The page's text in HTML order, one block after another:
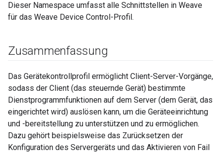
Dieser Namespace umfasst alle Schnittstellen in Weave
für das Weave Device Control-Profil.
Zusammenfassung
Das Gerätekontrollprofil ermöglicht Client-Server-Vorgänge,
sodass der Client (das steuernde Gerät) bestimmte
Dienstprogrammfunktionen auf dem Server (dem Gerät, das
eingerichtet wird) auslösen kann, um die Geräteeinrichtung
und -bereitstellung zu unterstützen und zu ermöglichen.
Dazu gehört beispielsweise das Zurücksetzen der
Konfiguration des Servergeräts und das Aktivieren von Fail